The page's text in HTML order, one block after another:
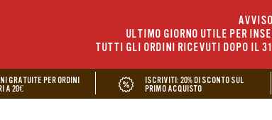
ULTIMO GIORNO UTILE PER
TUTTI GLI ORDINI RICEVUTI DOPO IL
GRATUITE PER ORDINI
A 20€
ISCRIVITI: 20% DI SCONTO SUL
PRIMO ACQUISTO